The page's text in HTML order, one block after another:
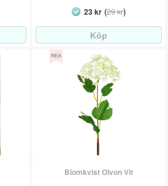
23 kr(29 kr)
Blomkvist Olvon Vit